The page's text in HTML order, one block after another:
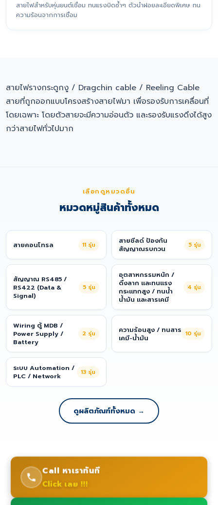
สายไฟสำหรับหุ่นยนต์เชื่อม ทนแรงบิดซ้ำๆ ตัวนำฝอยละเอียดพิเศษ ทน
ความร้อนจากการเชื่อม
สายไฟรางกระดูกงู / Dragchin cable / Reeling Cable
สายที่ถูกออกแบบโครงสร้างสายไฟมา เพื่อรองรับการเคลื่อนที่
โดยเฉพาะ โดยตัวสายจะมีความอ่อนตัว และรองรับแรงดึงได้สูง
กว่าสายไฟทั่วไปมาก
เลือกดูหมวดอื่น
หมวดหมู่สินค้าทั้งหมด
สายคอนโทรล 11 รุ่น
สายชีลด์ ป้องกัน
สัญญาณรบกวน
5 รุ่น
สัญญาณ RS485 /
RS422 (Data &
Signal)
5 รุ่น
อุตสาหกรรมหนัก /
ดึงลาก และทนแรง
กระแทกสูง / ทนน้ำ
น้ำมัน และสารเคมี
4 รุ่น
Wiring ตู้ MDB /
Power Supply /
Battery
2 รุ่น
ความร้อนสูง / ทนสาร
เคมี-น้ำมัน
10 รุ่น
ระบบ Automation /
PLC / Network
13 รุ่น
ดูผลิตภัณฑ์ทั้งหมด →
Call หาเราทันที
Click เลย !!!